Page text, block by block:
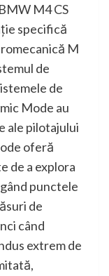
M4 CS
specifică
M
de
de
Mode au
ale pilotajului
oferă
de a explora
punctele
de
când
extrem de